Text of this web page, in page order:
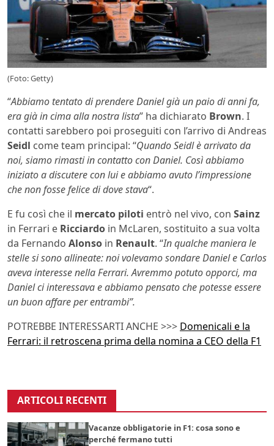
(Foto: Getty)
“Abbiamo tentato di prendere Daniel già un paio di anni fa,
era già in cima alla nostra lista” ha dichiarato Brown. I
contatti sarebbero poi proseguiti con l’arrivo di Andreas
Seidl come team principal: “Quando Seidl è arrivato da
noi, siamo rimasti in contatto con Daniel. Così abbiamo
iniziato a discutere con lui e abbiamo avuto l’impressione
che non fosse felice di dove stava“.
E fu così che il mercato piloti entrò nel vivo, con Sainz
in Ferrari e Ricciardo in McLaren, sostituito a sua volta
da Fernando Alonso in Renault. “In qualche maniera le
stelle si sono allineate: noi volevamo sondare Daniel e Carlos
aveva interesse nella Ferrari. Avremmo potuto opporci, ma
Daniel ci interessava e abbiamo pensato che potesse essere
un buon affare per entrambi”.
POTREBBE INTERESSARTI ANCHE >>> Domenicali e la
Ferrari: il retroscena prima della nomina a CEO della F1
ARTICOLI RECENTI
Vacanze obbligatorie in F1: cosa sono e
perché fermano tutti